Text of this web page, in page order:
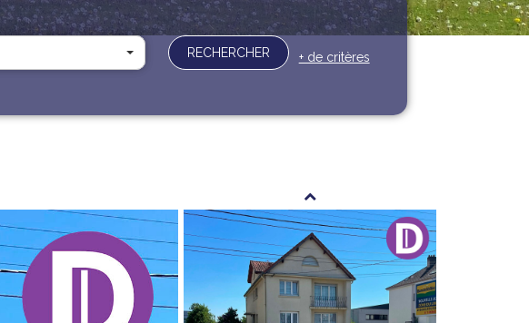
RECHERCHER + de critères